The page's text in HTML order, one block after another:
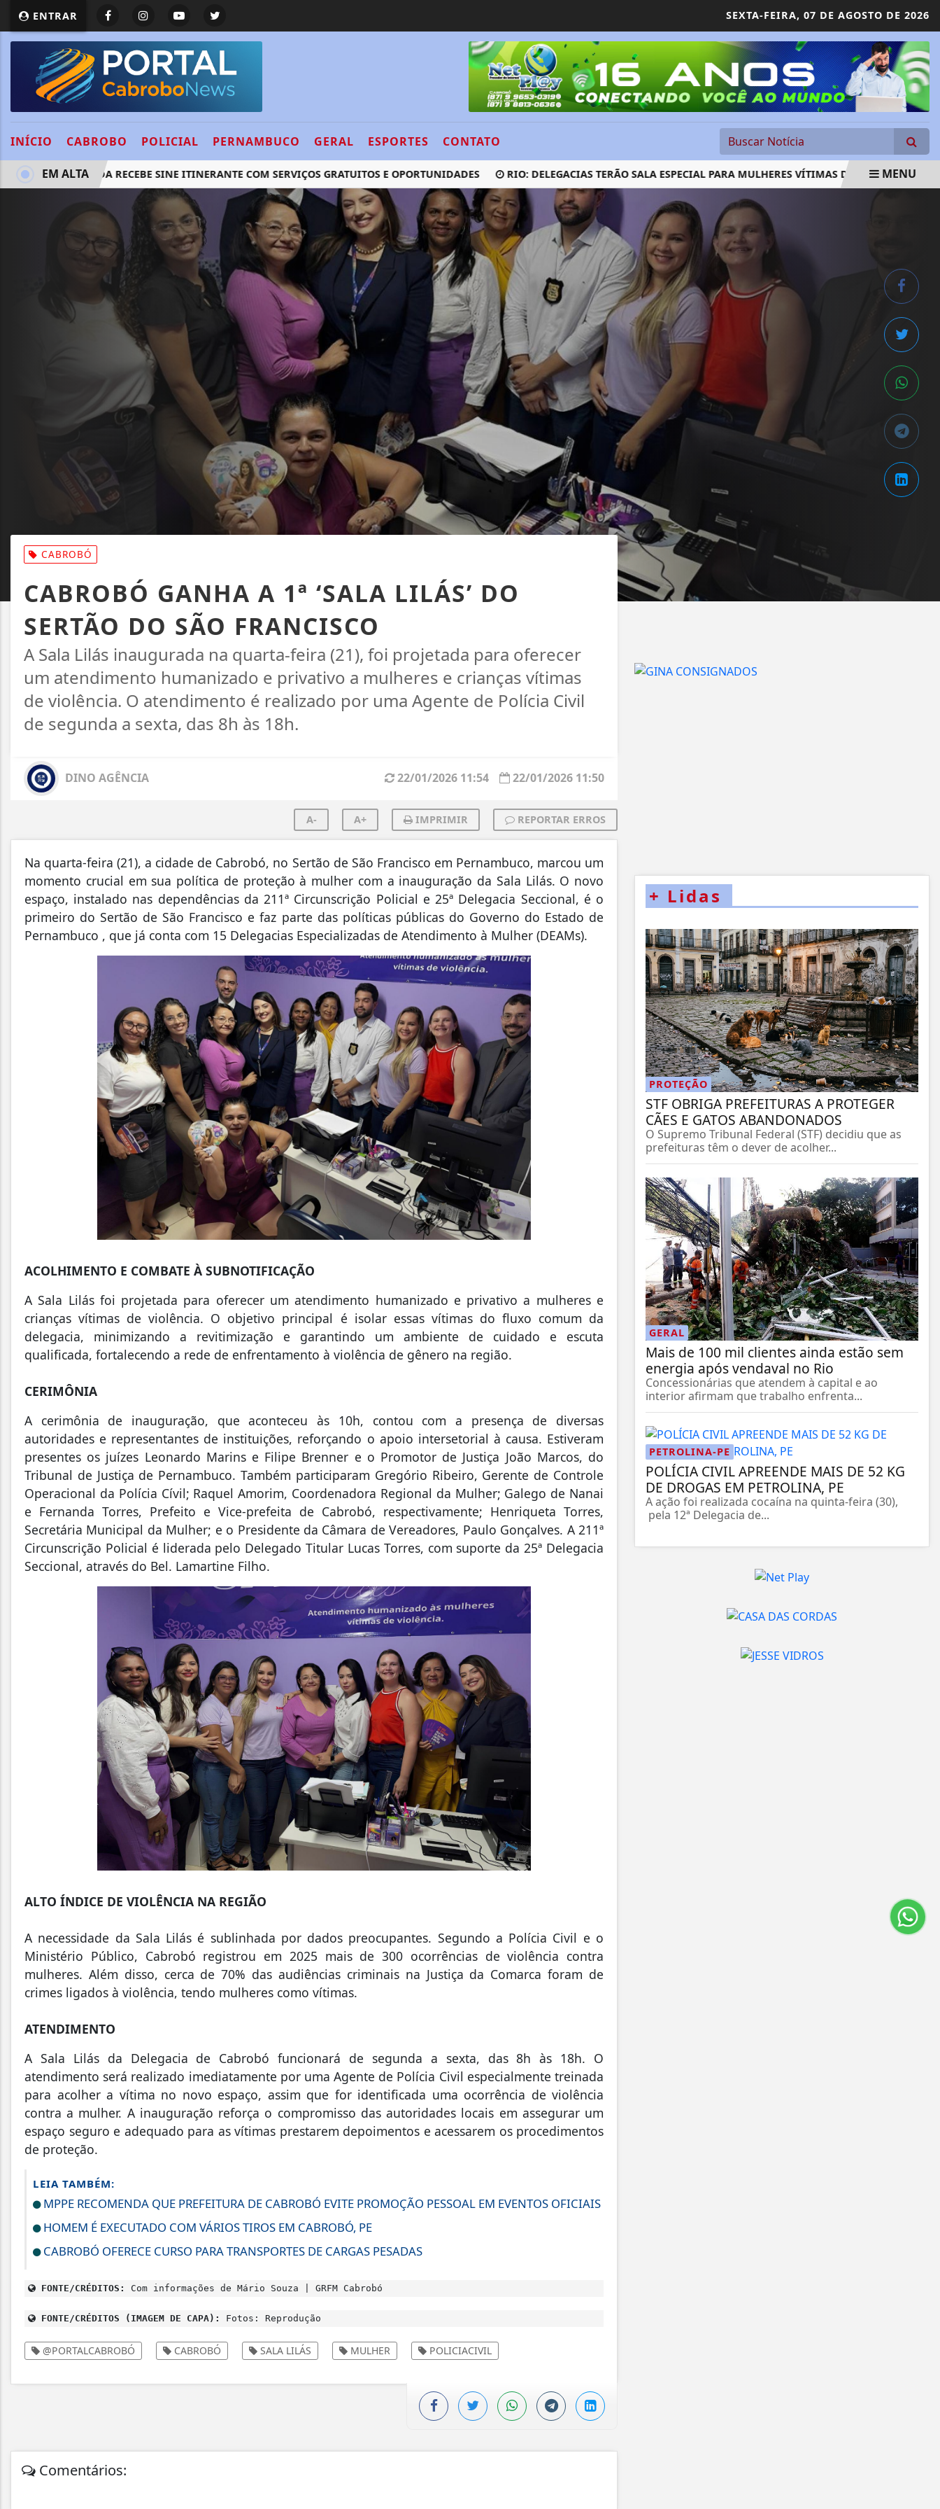
ENTRAR SEXTA-FEIRA, 07 DE AGOSTO DE 2026
INÍCIO CABROBO POLICIAL PERNAMBUCO GERAL ESPORTES CONTATO
TALHADA RECEBE SINE ITINERANTE COM SERVIÇOS GRATUITOS E OPORTUNIDADES RIO: DELEGACIAS TERÃO SALA ESPECIAL PARA MULHERES VÍTIMAS DE VIOLÊNCIA EM
EM ALTA MENU
CABROBÓ
CABROBÓ GANHA A 1ª ‘SALA LILÁS’ DO
SERTÃO DO SÃO FRANCISCO
A Sala Lilás inaugurada na quarta-feira (21), foi projetada para oferecer
um atendimento humanizado e privativo a mulheres e crianças vítimas
de violência. O atendimento é realizado por uma Agente de Polícia Civil
de segunda a sexta, das 8h às 18h.
DINO AGÊNCIA 22/01/2026 11:50
22/01/2026 11:54
A- A+ IMPRIMIR REPORTAR ERROS
Na quarta-feira (21), a cidade de Cabrobó, no Sertão de São Francisco em Pernambuco, marcou um
momento crucial em sua política de proteção à mulher com a inauguração da Sala Lilás. O novo
espaço, instalado nas dependências da 211ª Circunscrição Policial e 25ª Delegacia Seccional, é o
primeiro do Sertão de São Francisco e faz parte das políticas públicas do Governo do Estado de
Pernambuco , que já conta com 15 Delegacias Especializadas de Atendimento à Mulher (DEAMs).
ACOLHIMENTO E COMBATE À SUBNOTIFICAÇÃO
A Sala Lilás foi projetada para oferecer um atendimento humanizado e privativo a mulheres e
crianças vítimas de violência. O objetivo principal é isolar essas vítimas do fluxo comum da
delegacia, minimizando a revitimização e garantindo um ambiente de cuidado e escuta
qualificada, fortalecendo a rede de enfrentamento à violência de gênero na região.
CERIMÔNIA
A cerimônia de inauguração, que aconteceu às 10h, contou com a presença de diversas
autoridades e representantes de instituições, reforçando o apoio intersetorial à causa. Estiveram
presentes os juízes Leonardo Marins e Filipe Brenner e o Promotor de Justiça João Marcos, do
Tribunal de Justiça de Pernambuco. Também participaram Gregório Ribeiro, Gerente de Controle
Operacional da Polícia Cívil; Raquel Amorim, Coordenadora Regional da Mulher; Galego de Nanai
e Fernanda Torres, Prefeito e Vice-prefeita de Cabrobó, respectivamente; Henriqueta Torres,
Secretária Municipal da Mulher; e o Presidente da Câmara de Vereadores, Paulo Gonçalves. A 211ª
Circunscrição Policial é liderada pelo Delegado Titular Lucas Torres, com suporte da 25ª Delegacia
Seccional, através do Bel. Lamartine Filho.
ALTO ÍNDICE DE VIOLÊNCIA NA REGIÃO
A necessidade da Sala Lilás é sublinhada por dados preocupantes. Segundo a Polícia Civil e o
Ministério Público, Cabrobó registrou em 2025 mais de 300 ocorrências de violência contra
mulheres. Além disso, cerca de 70% das audiências criminais na Justiça da Comarca foram de
crimes ligados à violência, tendo mulheres como vítimas.
ATENDIMENTO
A Sala Lilás da Delegacia de Cabrobó funcionará de segunda a sexta, das 8h às 18h. O
atendimento será realizado imediatamente por uma Agente de Polícia Civil especialmente treinada
para acolher a vítima no novo espaço, assim que for identificada uma ocorrência de violência
contra a mulher. A inauguração reforça o compromisso das autoridades locais em assegurar um
espaço seguro e adequado para as vítimas prestarem depoimentos e acessarem os procedimentos
de proteção.
LEIA TAMBÉM:
MPPE RECOMENDA QUE PREFEITURA DE CABROBÓ EVITE PROMOÇÃO PESSOAL EM EVENTOS OFICIAIS
HOMEM É EXECUTADO COM VÁRIOS TIROS EM CABROBÓ, PE
CABROBÓ OFERECE CURSO PARA TRANSPORTES DE CARGAS PESADAS
FONTE/CRÉDITOS: Com informações de Mário Souza | GRFM Cabrobó
FONTE/CRÉDITOS (IMAGEM DE CAPA): Fotos: Reprodução
@PORTALCABROBÓ CABROBÓ SALA LILÁS MULHER POLICIACIVIL
Comentários:
+ Lidas
PROTEÇÃO
STF OBRIGA PREFEITURAS A PROTEGER
CÃES E GATOS ABANDONADOS
O Supremo Tribunal Federal (STF) decidiu que as
prefeituras têm o dever de acolher...
GERAL
Mais de 100 mil clientes ainda estão sem
energia após vendaval no Rio
Concessionárias que atendem à capital e ao
interior afirmam que trabalho enfrenta...
PETROLINA-PE
POLÍCIA CIVIL APREENDE MAIS DE 52 KG
DE DROGAS EM PETROLINA, PE
A ação foi realizada cocaína na quinta-feira (30),
pela 12ª Delegacia de...